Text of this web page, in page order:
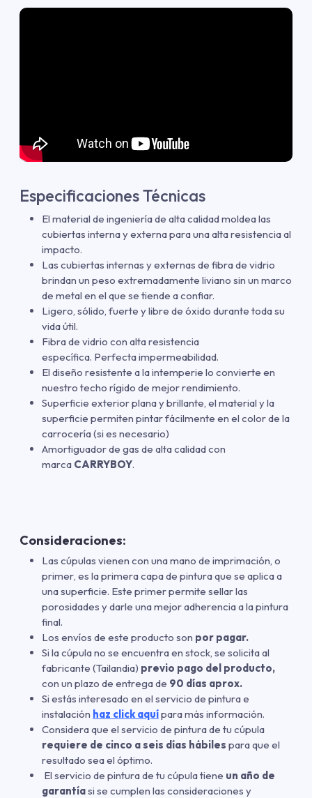
Especificaciones Técnicas
El material de ingeniería de alta calidad moldea las
cubiertas interna y externa para una alta resistencia al
impacto.
Las cubiertas internas y externas de fibra de vidrio
brindan un peso extremadamente liviano sin un marco
de metal en el que se tiende a confiar.
Ligero, sólido, fuerte y libre de óxido durante toda su
vida útil.
Fibra de vidrio con alta resistencia
específica. Perfecta impermeabilidad.
El diseño resistente a la intemperie lo convierte en
nuestro techo rígido de mejor rendimiento.
Superficie exterior plana y brillante, el material y la
superficie permiten pintar fácilmente en el color de la
carrocería (si es necesario)
Amortiguador de gas de alta calidad con
marca CARRYBOY.
Consideraciones:
Las cúpulas vienen con una mano de imprimación o
primer es la primera capa de pintura que se aplica a
una superficie. Este primer permite sellar las
porosidades y darle una mejor adherencia a la pintura
final.
Los envíos de este producto son por pagar.
Si la cúpula no se encuentra en stock, se solicita al
fabricante (Tailandia) previo pago del producto,
con un plazo de entrega de 90 días aprox.
Si estás interesado en el servicio de pintura e
instalación haz click aquípara más información.
Considera que el servicio de pintura de tu cúpula
requiere de cinco a seis días hábiles para que el
resultado sea el óptimo.
El servicio de pintura de tu cúpula tiene un año de
garantíasi se cumplen las consideraciones y